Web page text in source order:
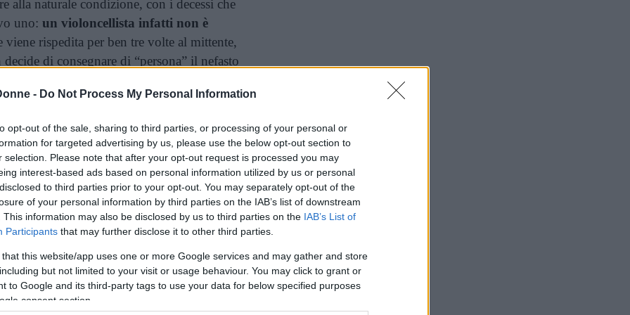
- Do Not Process My Personal Information
opt-out of the sale, sharing to third parties, or processing of your personal or
for targeted advertising by us, please use the below opt-out section to
selection. Please note that after your opt-out request is processed you may
interest-based ads based on personal information utilized by us or personal
to third parties prior to your opt-out. You may separately opt-out of the
of your personal information by third parties on the IAB’s list of downstream
This information may also be disclosed by us to third parties on the IAB’s List of
Participants that may further disclose it to other third parties.
that this website/app uses one or more Google services and may gather and store
but not limited to your visit or usage behaviour. You may click to grant or
to Google and its third-party tags to use your data for below specified purposes
consent section.
alla naturale condizione, con i decessi che
uno: un violoncellista infatti non è
viene rispedita per ben tre volte al mittente,
di consegnare di “persona” il nefasto
l’angolo, al punto che la Morte, incarnata
tutto sulla vita ormai giunta al termine
perciò a spiarlo, comincia a restare
nessuno”
delinea, attraverso lo sguardo di un
di fornire pareri personali, una trama